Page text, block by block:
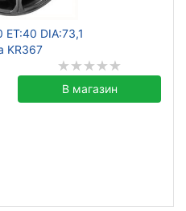
DIA:73,1
KR367
В магазин
Підібрати